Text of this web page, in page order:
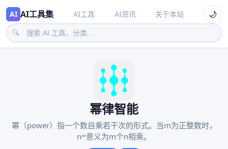
AI AI工具集
🔍
AI工具 AI资讯 关于本站 🌙
幂律智能
幂（power）指一个数自乘若干次的形式。当m为正整数时，
nᵐ意义为m个n相乘。